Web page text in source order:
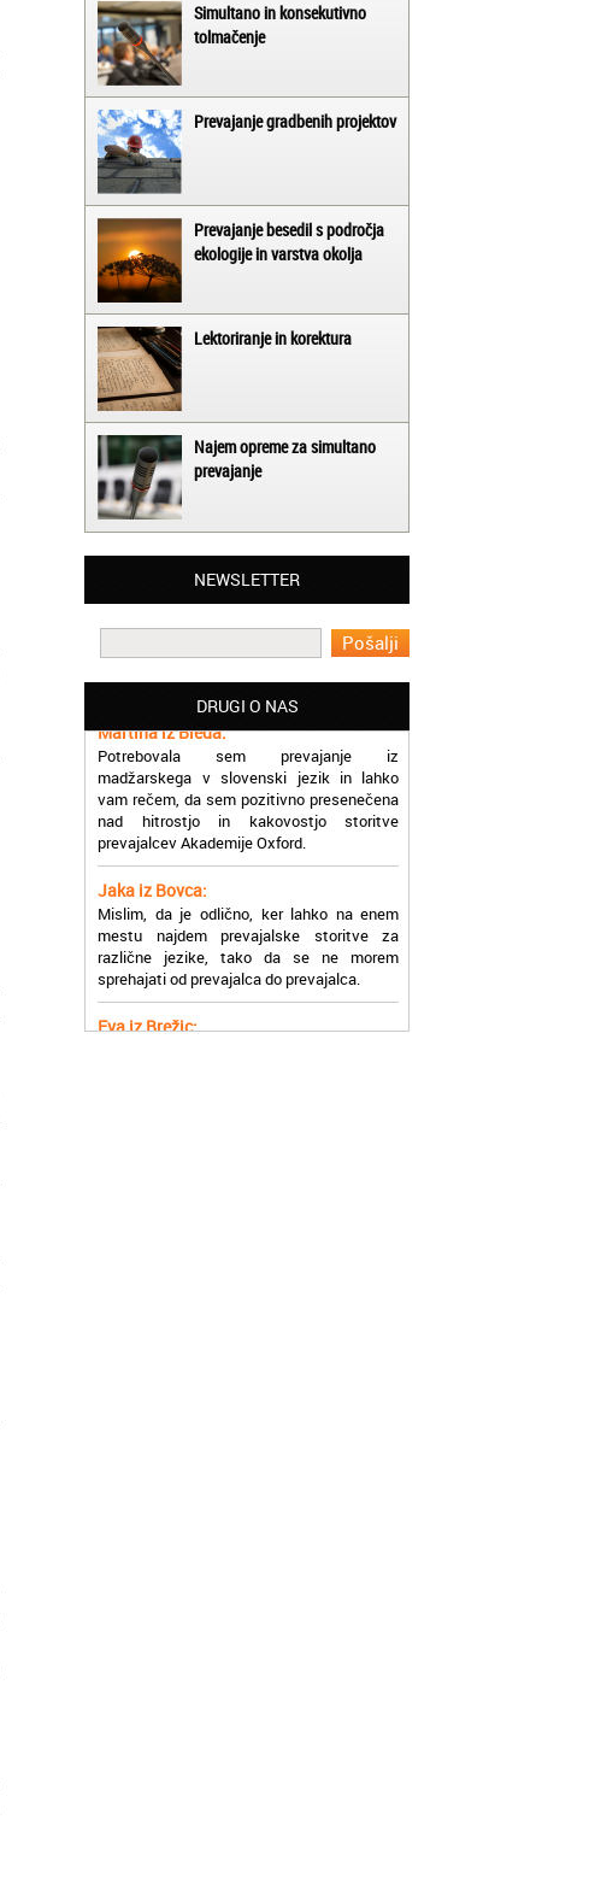
Simultano in konsekutivno
tolmačenje
Prevajanje gradbenih projektov
Prevajanje besedil s področja
ekologije in varstva okolja
Lektoriranje in korektura
Najem opreme za simultano
prevajanje
NEWSLETTER
DRUGI O NAS
Matjaž iz Ajdovščine:
Lahko pohvalim vse zaposlene v Akademiji
Oxford, ker so resnično profesionalni in
prevajalske storitve opravljajo hitro in
Martina iz Bleda:
Potrebovala sem prevajanje iz
madžarskega v slovenski jezik in lahko
vam rečem, da sem pozitivno presenečena
nad hitrostjo in kakovostjo storitve
prevajalcev Akademije Oxford.
Jaka iz Bovca:
mestu najdem prevajalske storitve za
različne jezike, tako da se ne morem
sprehajati od prevajalca do prevajalca.
Eva iz Brežic:
jezik, na spletu sem našla Oxford, jih